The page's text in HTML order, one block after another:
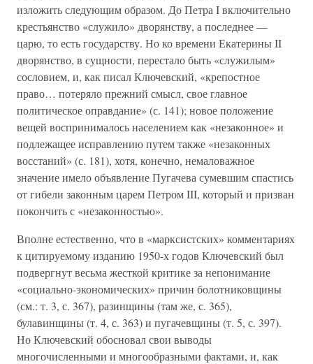
изложить следующим образом. До Петра I включительно
крестьянство «служило» дворянству, а последнее —
царю, то есть государству. Но ко времени Екатерины II
дворянство, в сущности, перестало быть «служилым»
сословием, и, как писал Ключевский, «крепостное
право… потеряло прежний смысл, свое главное
политическое оправдание» (с. 141); новое положение
вещей воспринималось населением как «незаконное» и
подлежащее исправлению путем также «незаконных
восстаний» (с. 181), хотя, конечно, немаловажное
значение имело объявление Пугачева сумевшим спастись
от гибели законным царем Петром III, который и призван
покончить с «незаконностью».
Вполне естественно, что в «марксистских» комментариях
к цитируемому изданию 1950-х годов Ключевский был
подвергнут весьма жесткой критике за непонимание
«социально-экономических» причин болотниковщины
(см.: т. 3, с. 367), разинщины (там же, с. 365),
булавинщины (т. 4, с. 363) и пугачевщины (т. 5, с. 397).
Но Ключевский обосновал свои выводы
многочисленными и многообразными фактами, и, как